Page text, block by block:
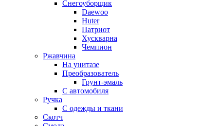
Снегоуборщик
Daewoo
Huter
Патриот
Хускварна
Чемпион
Ржавчина
На унитазе
Преобразователь
Грунт-эмаль
С автомобиля
Ручка
С одежды и ткани
Скотч